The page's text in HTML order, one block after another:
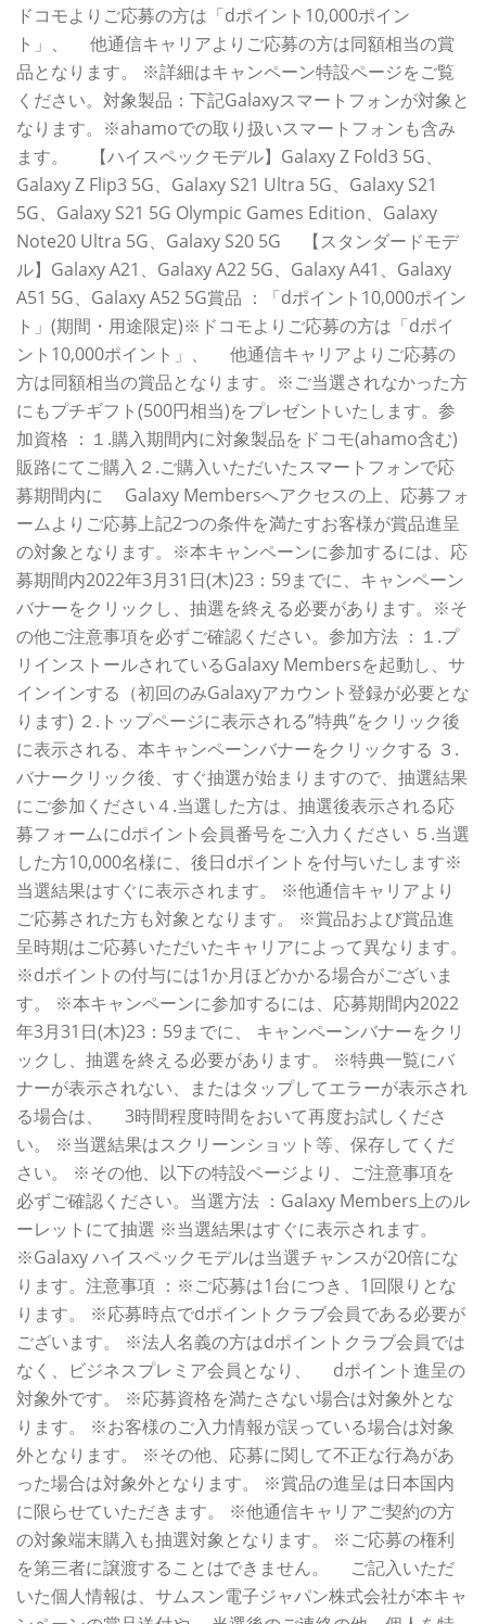
ドコモよりご応募の方は「dポイント10,000ポイン
ト」、 他通信キャリアよりご応募の方は同額相当の賞
品となります。 ※詳細はキャンペーン特設ページをご覧
ください。対象製品：下記Galaxyスマートフォンが対象と
なります。※ahamoでの取り扱いスマートフォンも含み
ます。 【ハイスペックモデル】Galaxy Z Fold3 5G、
Galaxy Z Flip3 5G、Galaxy S21 Ultra 5G、Galaxy S21
5G、Galaxy S21 5G Olympic Games Edition、Galaxy
Note20 Ultra 5G、Galaxy S20 5G 【スタンダードモデ
ル】Galaxy A21、Galaxy A22 5G、Galaxy A41、Galaxy
A51 5G、Galaxy A52 5G賞品 ：「dポイント10,000ポイン
ト」(期間・用途限定)※ドコモよりご応募の方は「dポイ
ント10,000ポイント」、 他通信キャリアよりご応募の
方は同額相当の賞品となります。※ご当選されなかった方
にもプチギフト(500円相当)をプレゼントいたします。参
加資格 ：１.購入期間内に対象製品をドコモ(ahamo含む)
販路にてご購入２.ご購入いただいたスマートフォンで応
募期間内に Galaxy Membersへアクセスの上、応募フォ
ームよりご応募上記2つの条件を満たすお客様が賞品進呈
の対象となります。※本キャンペーンに参加するには、応
募期間内2022年3月31日(木)23：59までに、キャンペーン
バナーをクリックし、抽選を終える必要があります。※そ
の他ご注意事項を必ずご確認ください。参加方法 ：１.プ
リインストールされているGalaxy Membersを起動し、サ
インインする（初回のみGalaxyアカウント登録が必要とな
ります) ２.トップページに表示される”特典”をクリック後
に表示される、本キャンペーンバナーをクリックする ３.
バナークリック後、すぐ抽選が始まりますので、抽選結果
にご参加ください４.当選した方は、抽選後表示される応
募フォームにdポイント会員番号をご入力ください ５.当選
した方10,000名様に、後日dポイントを付与いたします※
当選結果はすぐに表示されます。 ※他通信キャリアより
ご応募された方も対象となります。 ※賞品および賞品進
呈時期はご応募いただいたキャリアによって異なります。
※dポイントの付与には1か月ほどかかる場合がございま
す。 ※本キャンペーンに参加するには、応募期間内2022
年3月31日(木)23：59までに、 キャンペーンバナーをクリ
ックし、抽選を終える必要があります。 ※特典一覧にバ
ナーが表示されない、またはタップしてエラーが表示され
る場合は、 3時間程度時間をおいて再度お試しくださ
い。 ※当選結果はスクリーンショット等、保存してくだ
さい。 ※その他、以下の特設ページより、ご注意事項を
必ずご確認ください。当選方法 ：Galaxy Members上のル
ーレットにて抽選 ※当選結果はすぐに表示されます。
※Galaxy ハイスペックモデルは当選チャンスが20倍にな
ります。注意事項 ：※ご応募は1台につき、1回限りとな
ります。 ※応募時点でdポイントクラブ会員である必要が
ございます。 ※法人名義の方はdポイントクラブ会員では
なく、ビジネスプレミア会員となり、 dポイント進呈の
対象外です。 ※応募資格を満たさない場合は対象外とな
ります。 ※お客様のご入力情報が誤っている場合は対象
外となります。 ※その他、応募に関して不正な行為があ
った場合は対象外となります。 ※賞品の進呈は日本国内
に限らせていただきます。 ※他通信キャリアご契約の方
の対象端末購入も抽選対象となります。 ※ご応募の権利
を第三者に譲渡することはできません。 ご記入いただ
いた個人情報は、サムスン電子ジャパン株式会社が本キャ